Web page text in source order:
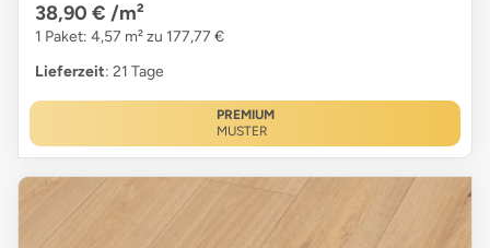
38,90 € /m²
1 Paket: 4,57 m² zu 177,77 €
Lieferzeit: 21 Tage
PREMIUM
MUSTER